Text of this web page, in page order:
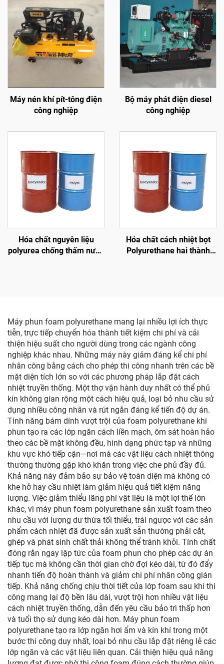
Máy nén khí pít-tông điện
công nghiệp
Bộ máy phát điện diesel
công nghiệp
Hóa chất nguyên liệu
polyurea chống thấm nước
Hóa chất cách nhiệt bọt
Polyurethane hai thành
Máy phun foam polyurethane mang lại nhiều lợi ích thực
tiễn, trực tiếp chuyển hóa thành tiết kiệm chi phí và cải
thiện hiệu suất cho người dùng trong các ngành công
nghiệp khác nhau. Những máy này giảm đáng kể chi phí
nhân công bằng cách cho phép thi công nhanh trên các bề
mặt diện tích lớn so với các phương pháp lắp đặt cách
nhiệt truyền thống. Một thợ vận hành duy nhất có thể phủ
kín không gian rộng một cách hiệu quả, loại bỏ nhu cầu sử
dụng nhiều công nhân và rút ngắn đáng kể tiến độ dự án.
Tính năng bám dính vượt trội của foam polyurethane khi
phun tạo ra các lớp ngăn cách liền mạch, ôm sát hoàn hảo
theo các bề mặt không đều, hình dạng phức tạp và những
khu vực khó tiếp cận—nơi mà các vật liệu cách nhiệt thông
thường thường gặp khó khăn trong việc che phủ đầy đủ.
Khả năng này đảm bảo sự bảo vệ toàn diện mà không có
khe hở hay cầu nhiệt làm giảm hiệu quả tiết kiệm năng
lượng. Việc giảm thiểu lãng phí vật liệu là một lợi thế lớn
khác, vì máy phun foam polyurethane sản xuất foam theo
nhu cầu với lượng dư thừa tối thiểu, trái ngược với các sản
phẩm cách nhiệt đã được sản xuất sẵn thường phải cắt,
ghép và phát sinh chất thải không thể tránh khỏi. Tính chất
đóng rắn ngay lập tức của foam phun cho phép các dự án
tiếp tục mà không cần thời gian chờ đợi kéo dài, từ đó đẩy
nhanh tiến độ hoàn thành và giảm chi phí nhân công gián
tiếp. Khả năng chống chịu thời tiết của lớp foam sau khi thi
công mang lại độ bền lâu dài, vượt trội hơn nhiều vật liệu
cách nhiệt truyền thống, dẫn đến yêu cầu bảo trì thấp hơn
và tuổi thọ sử dụng kéo dài hơn. Máy phun foam
polyurethane tạo ra lớp ngăn hơi ẩm và kín khí trong một
bước thi công duy nhất, loại bỏ nhu cầu lắp đặt riêng lẻ các
lớp ngăn và các vật liệu liên quan. Cải thiện hiệu quả năng